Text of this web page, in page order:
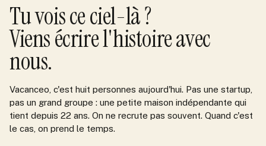
Tu vois ce ciel-là ?
Viens écrire l'histoire avec
nous.
Vacanceo, c'est huit personnes aujourd'hui. Pas une startup,
pas un grand groupe : une petite maison indépendante qui
tient depuis 22 ans. On ne recrute pas souvent. Quand c'est
le cas, on prend le temps.